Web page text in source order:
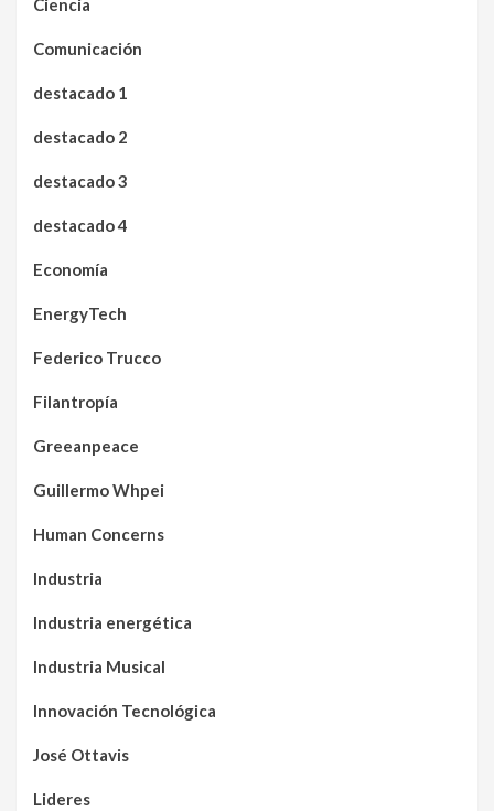
Ciencia
Comunicación
destacado 1
destacado 2
destacado 3
destacado 4
Economía
EnergyTech
Federico Trucco
Filantropía
Greeanpeace
Guillermo Whpei
Human Concerns
Industria
Industria energética
Industria Musical
Innovación Tecnológica
José Ottavis
Lideres